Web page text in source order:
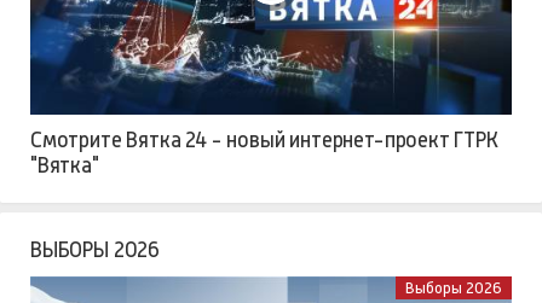
Смотрите Вятка 24 - новый интернет-проект ГТРК
"Вятка"
ВЫБОРЫ 2026
Выборы 2026